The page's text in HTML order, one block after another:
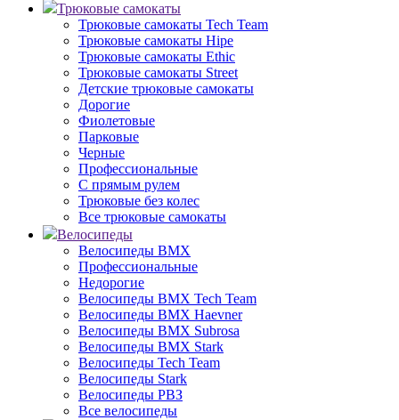
Трюковые самокаты
Трюковые самокаты Tech Team
Трюковые самокаты Hipe
Трюковые самокаты Ethic
Трюковые самокаты Street
Детские трюковые самокаты
Дорогие
Фиолетовые
Парковые
Черные
Профессиональные
С прямым рулем
Трюковые без колес
Все трюковые самокаты
Велосипеды
Велосипеды BMX
Профессиональные
Недорогие
Велосипеды BMX Tech Team
Велосипеды BMX Haevner
Велосипеды BMX Subrosa
Велосипеды BMX Stark
Велосипеды Tech Team
Велосипеды Stark
Велосипеды РВЗ
Все велосипеды